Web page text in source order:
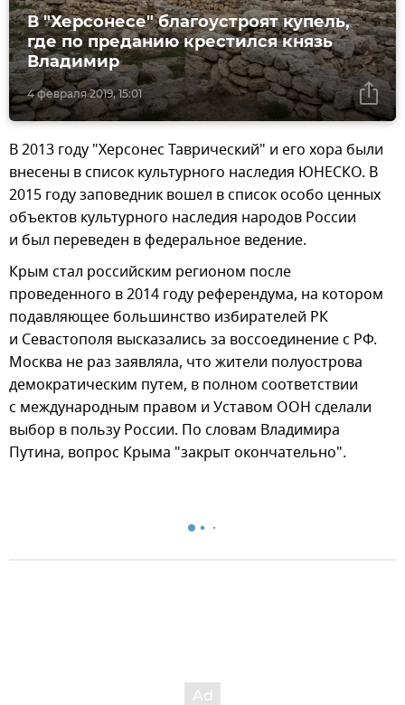
4 февраля 2019, 15:01
В "Херсонесе" благоустроят купель,
где по преданию крестился князь
Владимир
В 2013 году "Херсонес Таврический" и его хора были
внесены в список культурного наследия ЮНЕСКО. В
2015 году заповедник вошел в список особо ценных
объектов культурного наследия народов России
и был переведен в федеральное ведение.
Крым стал российским регионом после
проведенного в 2014 году референдума, на котором
подавляющее большинство избирателей РК
и Севастополя высказались за воссоединение с РФ.
Москва не раз заявляла, что жители полуострова
демократическим путем, в полном соответствии
с международным правом и Уставом ООН сделали
выбор в пользу России. По словам Владимира
Путина, вопрос Крыма "закрыт окончательно".